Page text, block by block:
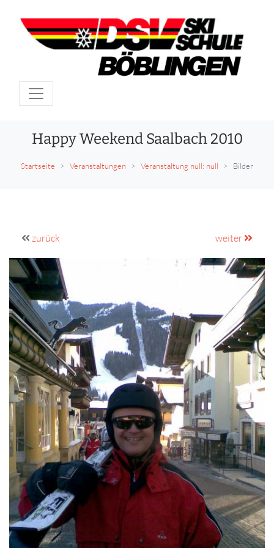
Happy Weekend Saalbach 2010
Startseite Veranstaltungen Veranstaltung null: null Bilder
zurück weiter